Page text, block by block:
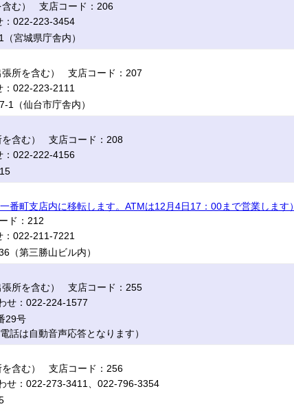
む） 支店コード：206
022-223-3454
宮城県庁舎内）
所を含む） 支店コード：207
022-223-2111
1（仙台市庁舎内）
含む） 支店コード：208
022-222-4156
番町支店内に移転します。ATMは12月4日17：00まで営業します）
ド：212
022-211-7221
（第三勝山ビル内）
所を含む） 支店コード：255
せ：022-224-1577
29号
話は自動音声応答となります）
含む） 支店コード：256
せ：022-273-3411、022-796-3354